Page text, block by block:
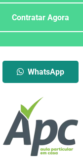
Contratar Agora
WhatsApp